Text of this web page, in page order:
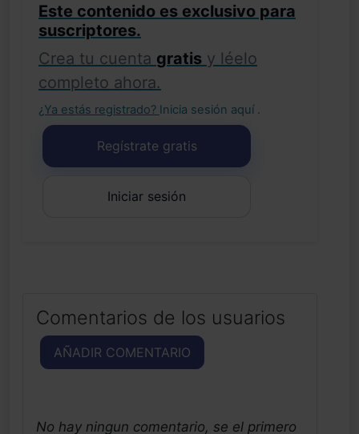
Este contenido es exclusivo para
suscriptores.
Crea tu cuenta gratis y léelo
completo ahora.
¿Ya estás registrado? Inicia sesión aquí
Regístrate gratis
Iniciar sesión
Comentarios de los usuarios
AÑADIR COMENTARIO
No hay ningun comentario, se el primero